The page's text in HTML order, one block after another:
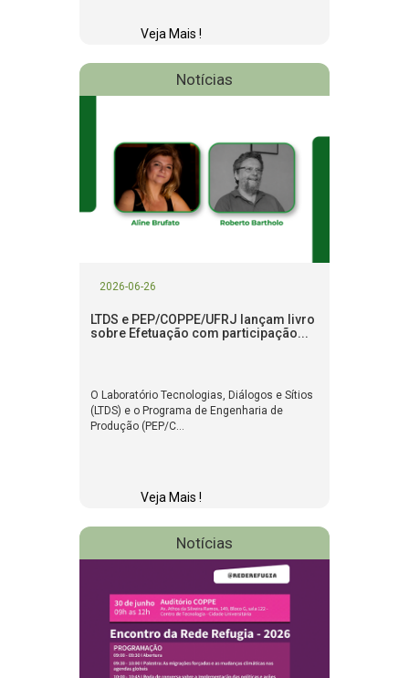
Veja Mais !
Notícias
2026-06-26
LTDS e PEP/COPPE/UFRJ lançam livro
sobre Efetuação com participação...
O Laboratório Tecnologias, Diálogos e Sítios
(LTDS) e o Programa de Engenharia de
Produção (PEP/C...
Veja Mais !
Notícias